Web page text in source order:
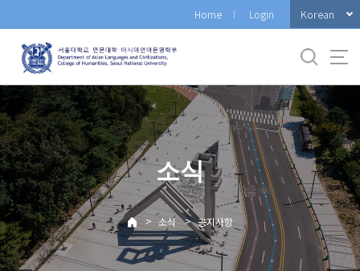
로
메
뉴
Home Login Korean
소식
> 소식 > 공지사항